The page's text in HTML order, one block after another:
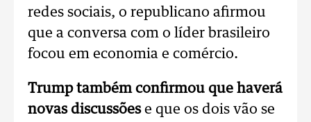
redes sociais, o republicano afirmou
que a conversa com o líder brasileiro
focou em economia e comércio.
Trump também confirmou que haverá
novas discussões e que os dois vão se